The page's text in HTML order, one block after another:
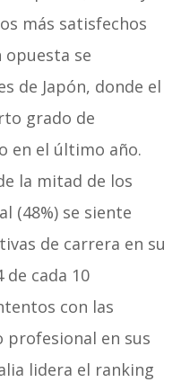
más satisfechos
opuesta se
de Japón, donde el
grado de
en el último año.
la mitad de los
(48%) se siente
de carrera en su
de cada 10
con las
profesional en sus
lidera el ranking